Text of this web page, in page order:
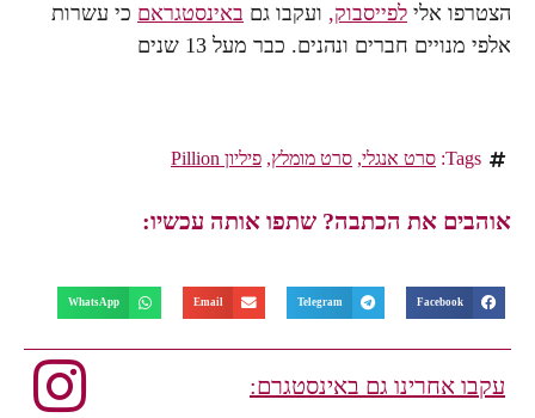
הצטרפו אלי לפייסבוק, ועקבו גם באינסטגראם כי עשרות
אלפי מנויים חברים ונהנים. כבר מעל 13 שנים
Tags: סרט אנגלי, סרט מומלץ, פיליון Pillion
אוהבים את הכתבה? שתפו אותה עכשיו:
Facebook
Telegram
Email
WhatsApp
עקבו אחרינו גם באינסטגרם: